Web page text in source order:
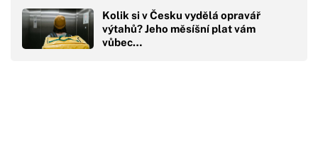
Kolik si v Česku vydělá opravář
výtahů? Jeho měsíšní plat vám
vůbec…